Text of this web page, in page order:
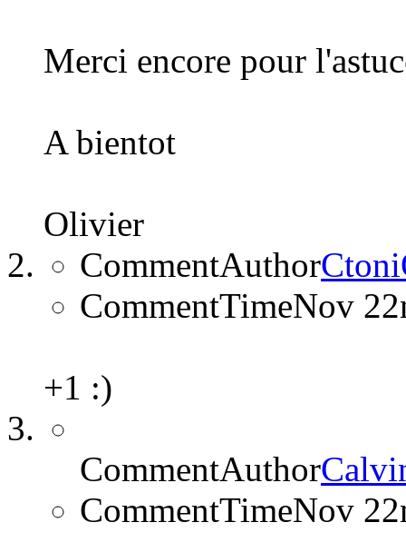
Merci encore pour
A bientot
Olivier
CommentAuthor
CommentTimeNov
+1 :)
CommentAuthor
CommentTimeNov